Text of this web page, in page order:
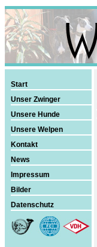
Start
Unser Zwinger
Unsere Hunde
Unsere Welpen
Kontakt
News
Impressum
Bilder
Datenschutz